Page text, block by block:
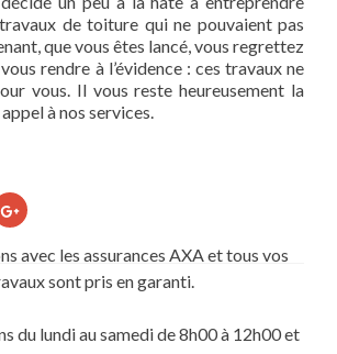
de toiture qui ne pouvaient pas
que vous êtes lancé, vous regrettez
rendre à l’évidence : ces travaux ne
vous. Il vous reste heureusement la
à nos services.
Cliquez
pour
Google+
dans
fenêtre)
avec les assurances AXA et tous vos
sont pris en garanti.
du lundi au samedi de 8h00 à 12h00 et